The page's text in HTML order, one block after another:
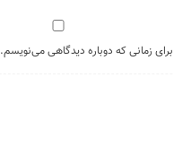
زمانی که دوباره دیدگاهی می‌نویسم.